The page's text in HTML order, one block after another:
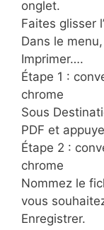
onglet.
Faites glisser
Dans le
Imprimer….
Étape 1 :
chrome
Sous
PDF et
Étape 2 :
chrome
Nommez le
vous
Enregistrer.